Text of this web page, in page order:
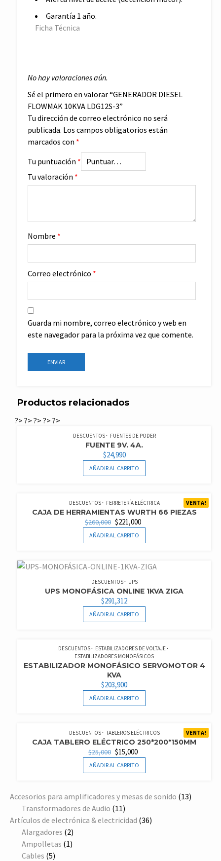
Garantía 1 año.
Ficha Técnica
No hay valoraciones aún.
Sé el primero en valorar “GENERADOR DIESEL
FLOWMAK 10KVA LDG12S-3”
Tu dirección de correo electrónico no será
publicada. Los campos obligatorios están
marcados con *
Tu puntuación *
Tu valoración *
Nombre *
Correo electrónico *
Guarda mi nombre, correo electrónico y web en
este navegador para la próxima vez que comente.
Productos relacionados
?>
DESCUENTOS FUENTES DE PODER
FUENTE 9V. 4A.
$24,990
AÑADIR AL CARRITO
?>
VENTA!
DESCUENTOS FERRETERÍA ELÉCTRICA
CAJA DE HERRAMIENTAS WURTH 66 PIEZAS
$260,000 EL
PRECIO
ORIGINAL
$260,000.
$221,000
ACTUAL
$221,000.
AÑADIR AL CARRITO
?>
DESCUENTOS UPS
UPS MONOFÁSICA ONLINE 1KVA ZIGA
$291,312
AÑADIR AL CARRITO
?>
DESCUENTOS
ESTABILIZADORES DE VOLTAJE
ESTABILIZADORES MONOFÁSICOS
ESTABILIZADOR MONOFÁSICO SERVOMOTOR 4
KVA
$203,900
AÑADIR AL CARRITO
?>
VENTA!
DESCUENTOS TABLEROS ELÉCTRICOS
CAJA TABLERO ELÉCTRICO 250*200*150MM
$25,000 EL
PRECIO
ORIGINAL
$25,000.
$15,000
ACTUAL
$15,000.
AÑADIR AL CARRITO
Accesorios para amplificadores y mesas de sonido 1313
Transformadores de Audio 1111
productos
Artículos de electrónica & electricidad 3636
Alargadores 22
productos
Ampolletas 11
Cables 55